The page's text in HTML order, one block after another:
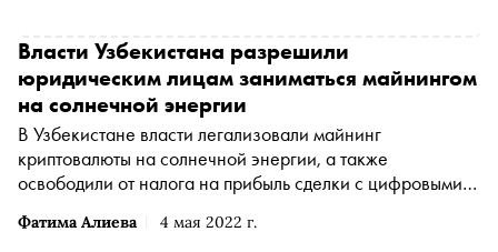
Фатима Алиева 4 мая 2022 г.
Власти Узбекистана разрешили
юридическим лицам заниматься майнингом
на солнечной энергии
В Узбекистане власти легализовали майнинг
криптовалюты на солнечной энергии, а также
освободили от налога на прибыль сделки с цифровыми
Соответствующий указ подписал президент страны